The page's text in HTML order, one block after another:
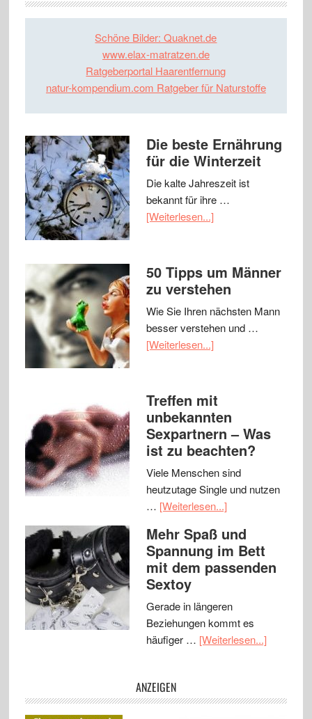
Schöne Bilder: Quaknet.de
www.elax-matratzen.de
Ratgeberportal Haarentfernung
natur-kompendium.com Ratgeber für Naturstoffe
Die beste Ernährung
für die Winterzeit
Die kalte Jahreszeit ist
bekannt für ihre …
[Weiterlesen...]
50 Tipps um Männer
zu verstehen
Wie Sie Ihren nächsten Mann
besser verstehen und …
[Weiterlesen...]
Treffen mit
unbekannten
Sexpartnern – Was
ist zu beachten?
Viele Menschen sind
heutzutage Single und nutzen
… [Weiterlesen...]
Mehr Spaß und
Spannung im Bett
mit dem passenden
Sextoy
Gerade in längeren
Beziehungen kommt es
häufiger … [Weiterlesen...]
ANZEIGEN